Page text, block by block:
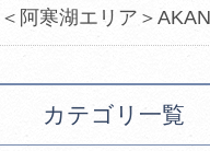
カテゴリ一覧